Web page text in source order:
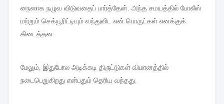
நைஸாக நழுவ விடுவதைப் பார்த்தேன். அந்த சமயத்தில் போலீஸ்
மற்றும் செக்யூரிட்டியும் வந்துவிட என் பொருட்கள் எனக்குக்
கிடைத்தன.
மேலும், இதுபோல அடிக்கடி திருட்டுகள் விமானத்தில்
நடைபெறுகிறது என்பதும் தெரிய வந்தது.